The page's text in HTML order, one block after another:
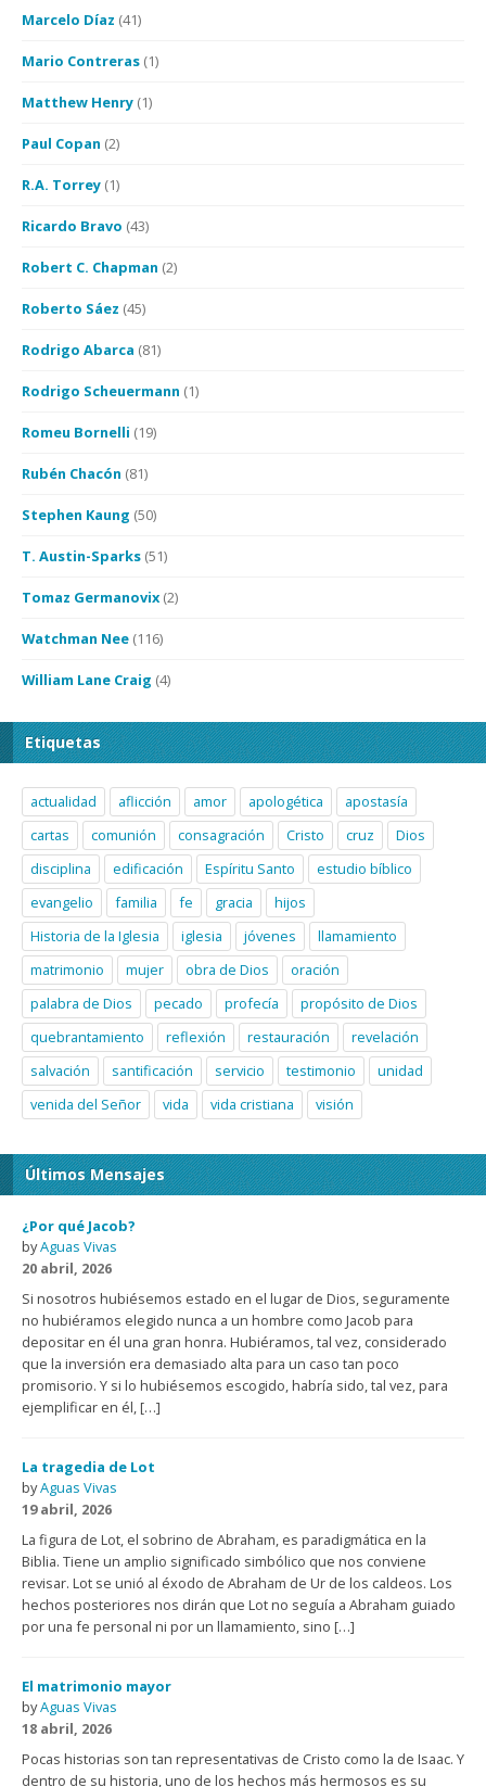
Marcelo Díaz (41)
Mario Contreras (1)
Matthew Henry (1)
Paul Copan (2)
R.A. Torrey (1)
Ricardo Bravo (43)
Robert C. Chapman (2)
Roberto Sáez (45)
Rodrigo Abarca (81)
Rodrigo Scheuermann (1)
Romeu Bornelli (19)
Rubén Chacón (81)
Stephen Kaung (50)
T. Austin-Sparks (51)
Tomaz Germanovix (2)
Watchman Nee (116)
William Lane Craig (4)
Etiquetas
actualidad aflicción amor apologética
apostasía
cartas
comunión consagración Cristo cruz
Dios
disciplina
edificación Espíritu Santo
estudio bíblico
evangelio
familia fe gracia
hijos
Historia de la Iglesia
iglesia jóvenes
llamamiento
matrimonio
mujer obra de Dios
oración
palabra de Dios
pecado profecía
propósito de Dios
quebrantamiento
reflexión restauración
revelación
salvación
santificación servicio testimonio
unidad
venida del Señor
vida vida cristiana visión
Últimos Mensajes
¿Por qué Jacob?
byAguas Vivas
20 abril, 2026
Si nosotros hubiésemos estado en el lugar de Dios, seguramente
no hubiéramos elegido nunca a un hombre como Jacob para
depositar en él una gran honra. Hubiéramos, tal vez, considerado
que la inversión era demasiado alta para un caso tan poco
promisorio. Y si lo hubiésemos escogido, habría sido, tal vez, para
ejemplificar en él, […]
La tragedia de Lot
byAguas Vivas
19 abril, 2026
La figura de Lot, el sobrino de Abraham, es paradigmática en la
Biblia. Tiene un amplio significado simbólico que nos conviene
revisar. Lot se unió al éxodo de Abraham de Ur de los caldeos. Los
hechos posteriores nos dirán que Lot no seguía a Abraham guiado
por una fe personal ni por un llamamiento, sino […]
El matrimonio mayor
byAguas Vivas
18 abril, 2026
Pocas historias son tan representativas de Cristo como la de Isaac. Y
dentro de su historia, uno de los hechos más hermosos es su